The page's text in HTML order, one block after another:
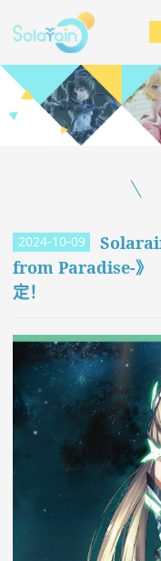
2024-10-09
from Paradise-》
定！